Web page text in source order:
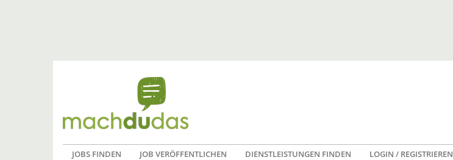
JOBS FINDEN JOB VERÖFFENTLICHEN DIENSTLEISTUNGEN FINDEN LOGIN / REGISTRIEREN